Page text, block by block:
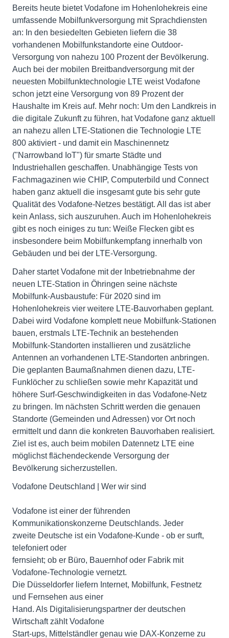
Bereits heute bietet Vodafone im Hohenlohekreis eine
umfassende Mobilfunkversorgung mit Sprachdiensten
an: In den besiedelten Gebieten liefern die 38
vorhandenen Mobilfunkstandorte eine Outdoor-
Versorgung von nahezu 100 Prozent der Bevölkerung.
Auch bei der mobilen Breitbandversorgung mit der
neuesten Mobilfunktechnologie LTE weist Vodafone
schon jetzt eine Versorgung von 89 Prozent der
Haushalte im Kreis auf. Mehr noch: Um den Landkreis in
die digitale Zukunft zu führen, hat Vodafone ganz aktuell
an nahezu allen LTE-Stationen die Technologie LTE
800 aktiviert - und damit ein Maschinennetz
("Narrowband IoT") für smarte Städte und
Industriehallen geschaffen. Unabhängige Tests von
Fachmagazinen wie CHIP, Computerbild und Connect
haben ganz aktuell die insgesamt gute bis sehr gute
Qualität des Vodafone-Netzes bestätigt. All das ist aber
kein Anlass, sich auszuruhen. Auch im Hohenlohekreis
gibt es noch einiges zu tun: Weiße Flecken gibt es
insbesondere beim Mobilfunkempfang innerhalb von
Gebäuden und bei der LTE-Versorgung.
Daher startet Vodafone mit der Inbetriebnahme der
neuen LTE-Station in Öhringen seine nächste
Mobilfunk-Ausbaustufe: Für 2020 sind im
Hohenlohekreis vier weitere LTE-Bauvorhaben geplant.
Dabei wird Vodafone komplett neue Mobilfunk-Stationen
bauen, erstmals LTE-Technik an bestehenden
Mobilfunk-Standorten installieren und zusätzliche
Antennen an vorhandenen LTE-Standorten anbringen.
Die geplanten Baumaßnahmen dienen dazu, LTE-
Funklöcher zu schließen sowie mehr Kapazität und
höhere Surf-Geschwindigkeiten in das Vodafone-Netz
zu bringen. Im nächsten Schritt werden die genauen
Standorte (Gemeinden und Adressen) vor Ort noch
ermittelt und dann die konkreten Bauvorhaben realisiert.
Ziel ist es, auch beim mobilen Datennetz LTE eine
möglichst flächendeckende Versorgung der
Bevölkerung sicherzustellen.
Vodafone Deutschland | Wer wir sind
Vodafone ist einer der führenden
Kommunikationskonzerne Deutschlands. Jeder
zweite Deutsche ist ein Vodafone-Kunde - ob er surft,
telefoniert oder
fernsieht; ob er Büro, Bauernhof oder Fabrik mit
Vodafone-Technologie vernetzt.
Die Düsseldorfer liefern Internet, Mobilfunk, Festnetz
und Fernsehen aus einer
Hand. Als Digitalisierungspartner der deutschen
Wirtschaft zählt Vodafone
Start-ups, Mittelständler genau wie DAX-Konzerne zu